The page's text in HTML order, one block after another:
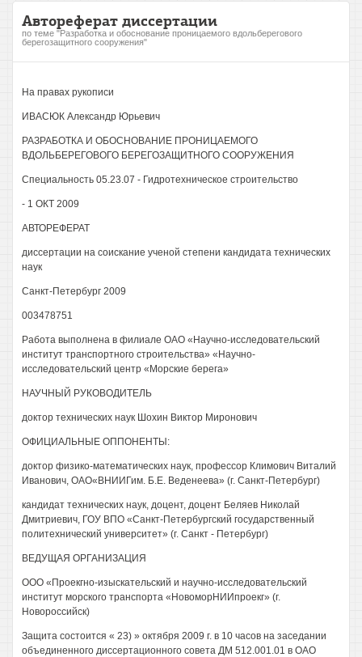
Автореферат диссертации
по теме "Разработка и обоснование проницаемого вдольберегового
берегозащитного сооружения"
На правах рукописи
ИВАСЮК Александр Юрьевич
РАЗРАБОТКА И ОБОСНОВАНИЕ ПРОНИЦАЕМОГО
ВДОЛЬБЕРЕГОВОГО БЕРЕГОЗАЩИТНОГО СООРУЖЕНИЯ
Специальность 05.23.07 - Гидротехническое строительство
- 1 ОКТ 2009
АВТОРЕФЕРАТ
диссертации на соискание ученой степени кандидата технических
наук
Санкт-Петербург 2009
003478751
Работа выполнена в филиале ОАО «Научно-исследовательский
институт транспортного строительства» «Научно-
исследовательский центр «Морские берега»
НАУЧНЫЙ РУКОВОДИТЕЛЬ
доктор технических наук Шохин Виктор Миронович
ОФИЦИАЛЬНЫЕ ОППОНЕНТЫ:
доктор физико-математических наук, профессор Климович Виталий
Иванович, ОАО«ВНИИГим. Б.Е. Веденеева» (г. Санкт-Петербург)
кандидат технических наук, доцент, доцент Беляев Николай
Дмитриевич, ГОУ ВПО «Санкт-Петербургский государственный
политехнический университет» (г. Санкт - Петербург)
ВЕДУЩАЯ ОРГАНИЗАЦИЯ
ООО «Проекгно-изыскательский и научно-исследовательский
институт морского транспорта «НовоморНИИпроекг» (г.
Новороссийск)
Защита состоится « 23) » октября 2009 г. в 10 часов на заседании
объединенного диссертационного совета ДМ 512.001.01 в ОАО